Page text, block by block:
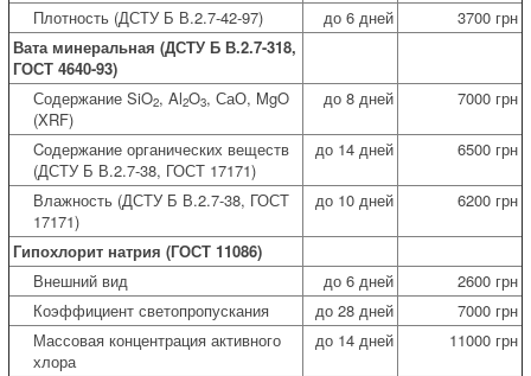
Плотность (ДСТУ Б В.2.7-42-97) до 6 дней
3700 грн
Вата минеральная (ДСТУ Б В.2.7-318,
ГОСТ 4640-93)
Содержание SiO2, Al2O3, СаО, MgO
(XRF)
до 8 дней 7000 грн
Cодержание органических веществ
(ДСТУ Б В.2.7-38, ГОСТ 17171)
до 14 дней 6500 грн
Влажность (ДСТУ Б В.2.7-38, ГОСТ
17171)
до 10 дней 6200 грн
Гипохлорит натрия (ГОСТ 11086)
Внешний вид
до 6 дней
2600 грн
Коэффициент светопропускания
до 28 дней
7000 грн
Массовая концентрация активного
хлора
до 14 дней 11000 грн